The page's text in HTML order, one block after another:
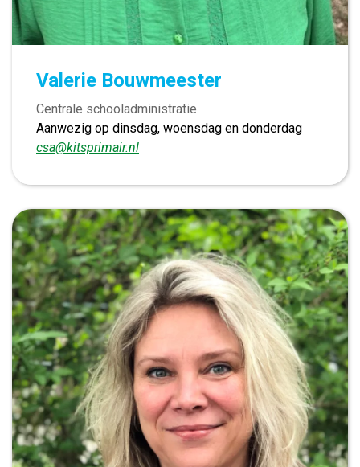
Valerie Bouwmeester
Centrale schooladministratie
Aanwezig op dinsdag, woensdag en donderdag
csa@kitsprimair.nl